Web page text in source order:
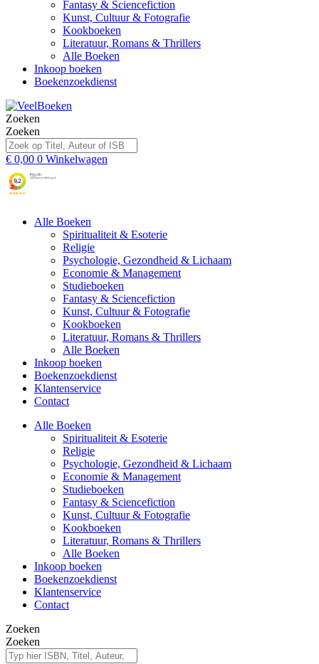
Fantasy & Sciencefiction
Kunst, Cultuur & Fotografie
Kookboeken
Literatuur, Romans & Thrillers
Alle Boeken
Inkoop boeken
Boekenzoekdienst
Zoeken
Zoeken
€ 0,00 0 Winkelwagen
Alle Boeken
Spiritualiteit & Esoterie
Religie
Psychologie, Gezondheid & Lichaam
Economie & Management
Studieboeken
Fantasy & Sciencefiction
Kunst, Cultuur & Fotografie
Kookboeken
Literatuur, Romans & Thrillers
Alle Boeken
Inkoop boeken
Boekenzoekdienst
Klantenservice
Contact
Alle Boeken
Spiritualiteit & Esoterie
Religie
Psychologie, Gezondheid & Lichaam
Economie & Management
Studieboeken
Fantasy & Sciencefiction
Kunst, Cultuur & Fotografie
Kookboeken
Literatuur, Romans & Thrillers
Alle Boeken
Inkoop boeken
Boekenzoekdienst
Klantenservice
Contact
Zoeken
Zoeken